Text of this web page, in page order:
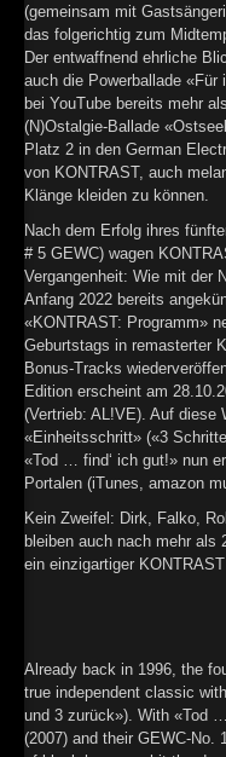
(gemeinsam mit
das folgerichtig zum
Der entwaffnend ehrliche
auch die Powerballade «Für
bei YouTube bereits mehr
(N)Ostalgie-Ballade
Platz 2 in den German
von KONTRAST, auch
Klänge kleiden zu können.
Nach dem Erfolg ihres
# 5 GEWC) wagen
Vergangenheit: Wie mit der
Anfang 2022 bereits
«KONTRAST: Programm»
Geburtstags in remasterter
Bonus-Tracks
Edition erscheint am
(Vertrieb: AL!VE). Auf diese
«Einheitsschritt» («3
«Tod … find‘ ich gut!» nun
Portalen (iTunes, amazon
Kein Zweifel: Dirk, Falko,
bleiben auch nach mehr als
ein einzigartiger
Already back in 1996, the
true independent classic
und 3 zurück»). With «Tod
(2007) and their GEWC-No.